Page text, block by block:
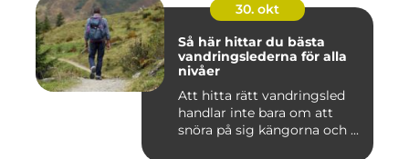
30. okt
Så här hittar du bästa
vandringslederna för alla
nivåer
Att hitta rätt vandringsled
handlar inte bara om att
snöra på sig kängorna och ...